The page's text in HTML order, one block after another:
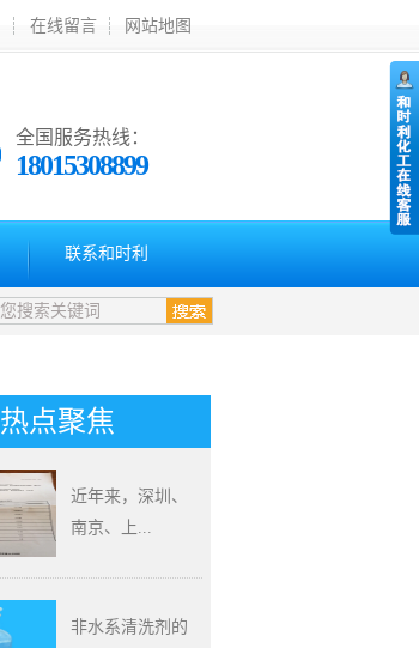
在线留言 网站地图
全国服务热线：
18015308899
联系和时利
热点聚焦
近年来，深圳、
南京、上...
非水系清洗剂的